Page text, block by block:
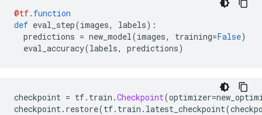
@tf. function
def eval_step(images, labels):
predictions = new_model(images, training=False)
eval_accuracy(labels, predictions)
checkpoint = tf. train .Checkpoint(optimizer=
checkpoint. restore(tf. train . latest_checkpoint(